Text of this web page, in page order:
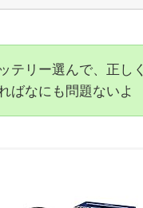
テリー選んで、正しく
ばなにも問題ないよ